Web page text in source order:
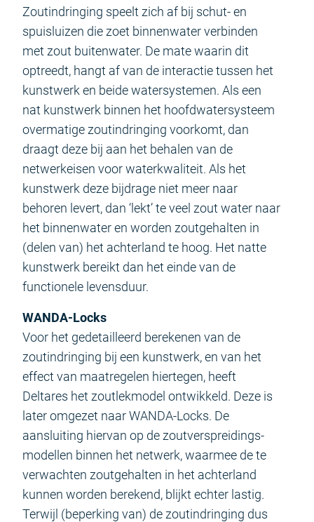
Zoutindringing speelt zich af bij schut- en
spuisluizen die zoet binnenwater verbinden
met zout buitenwater. De mate waarin dit
optreedt, hangt af van de interactie tussen het
kunstwerk en beide watersystemen. Als een
nat kunstwerk binnen het hoofdwatersysteem
overmatige zoutindringing voorkomt, dan
draagt deze bij aan het behalen van de
netwerkeisen voor waterkwaliteit. Als het
kunstwerk deze bijdrage niet meer naar
behoren levert, dan ‘lekt’ te veel zout water naar
het binnenwater en worden zoutgehalten in
(delen van) het achterland te hoog. Het natte
kunstwerk bereikt dan het einde van de
functionele levensduur.
WANDA-Locks
Voor het gedetailleerd berekenen van de
zoutindringing bij een kunstwerk, en van het
effect van maatregelen hiertegen, heeft
Deltares het zoutlekmodel ontwikkeld. Deze is
later omgezet naar WANDA-Locks. De
aansluiting hiervan op de zoutverspreidings­
modellen binnen het netwerk, waarmee de te
verwachten zoutgehalten in het achterland
kunnen worden berekend, blijkt echter lastig.
Terwijl (beperking van) de zoutindringing dus